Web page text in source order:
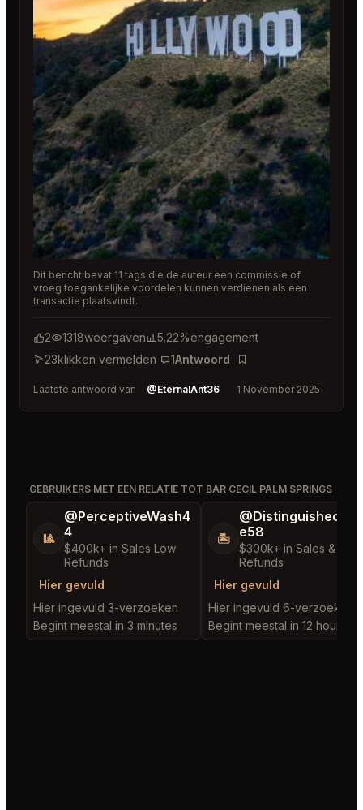
Dit bericht bevat 11 tags die de auteur een commissie of
vroeg toegankelijke voordelen kunnen verdienen als een
transactie plaatsvindt.
2 1318weergaven 5.22%engagement
23klikken vermelden 1Antwoord
Bladwijzer
Laatste antwoord van @EternalAnt36 1 November 2025
GEBRUIKERS MET EEN RELATIE TOT BAR CECIL PALM SPRINGS
🎱
@PerceptiveWash4
4
$400k+ in Sales Low
Refunds
Hier gevuld
Hier ingevuld 3-verzoeken
Begint meestal in 3 minutes
🏝️
@DistinguishedTre
e58
$300k+ in Sales & Low
Refunds
Hier gevuld
Hier ingevuld 6-verzoeken
Begint meestal in 12 hours